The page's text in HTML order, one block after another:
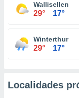
Wallisellen
29° 17°
Winterthur
29° 17°
Localidades